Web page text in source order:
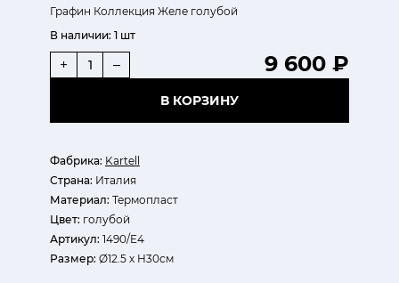
Графин Коллекция Желе голубой
Фабрика: Kartell
Страна: Италия
Материал: Термопласт
Цвет: голубой
Артикул: 1490/E4
Размер: Ø12.5 х H30см
В наличии: 1 шт
9 600 ₽
+ –
В КОРЗИНУ